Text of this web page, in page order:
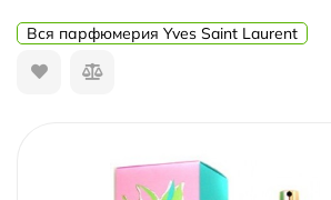
Вся парфюмерия Yves Saint Laurent